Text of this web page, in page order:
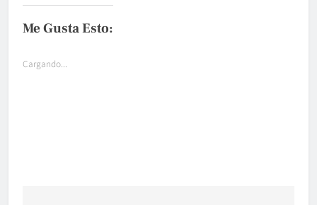
Me Gusta Esto:
Cargando...